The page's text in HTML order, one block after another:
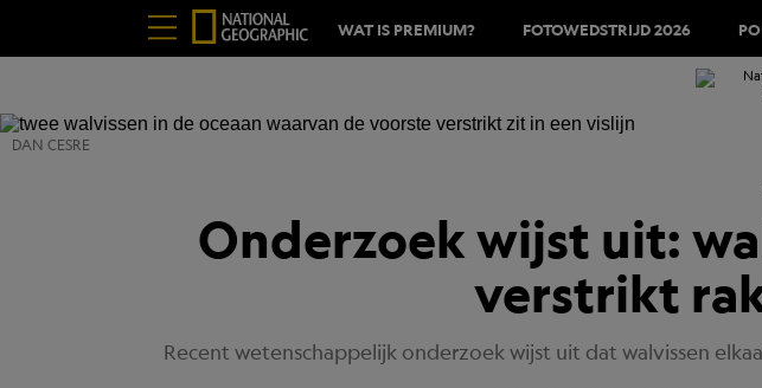
WAT IS PREMIUM? FOTOWEDSTRIJD 2026
DAN CESRE
Onderzoek wijst uit:
verstrikt
Recent wetenschappelijk onderzoek wijst uit dat walvissen